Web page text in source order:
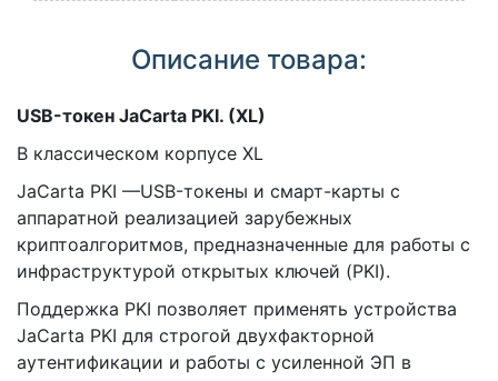
Описание товара:
USB-токен JaCarta PKI. (XL)
В классическом корпусе XL
JaCarta PKI —USB-токены и смарт-карты с
аппаратной реализацией зарубежных
криптоалгоритмов, предназначенные для работы с
инфраструктурой открытых ключей (PKI).
Поддержка PKI позволяет применять устройства
JaCarta PKI для строгой двухфакторной
аутентификации и работы с усиленной ЭП в